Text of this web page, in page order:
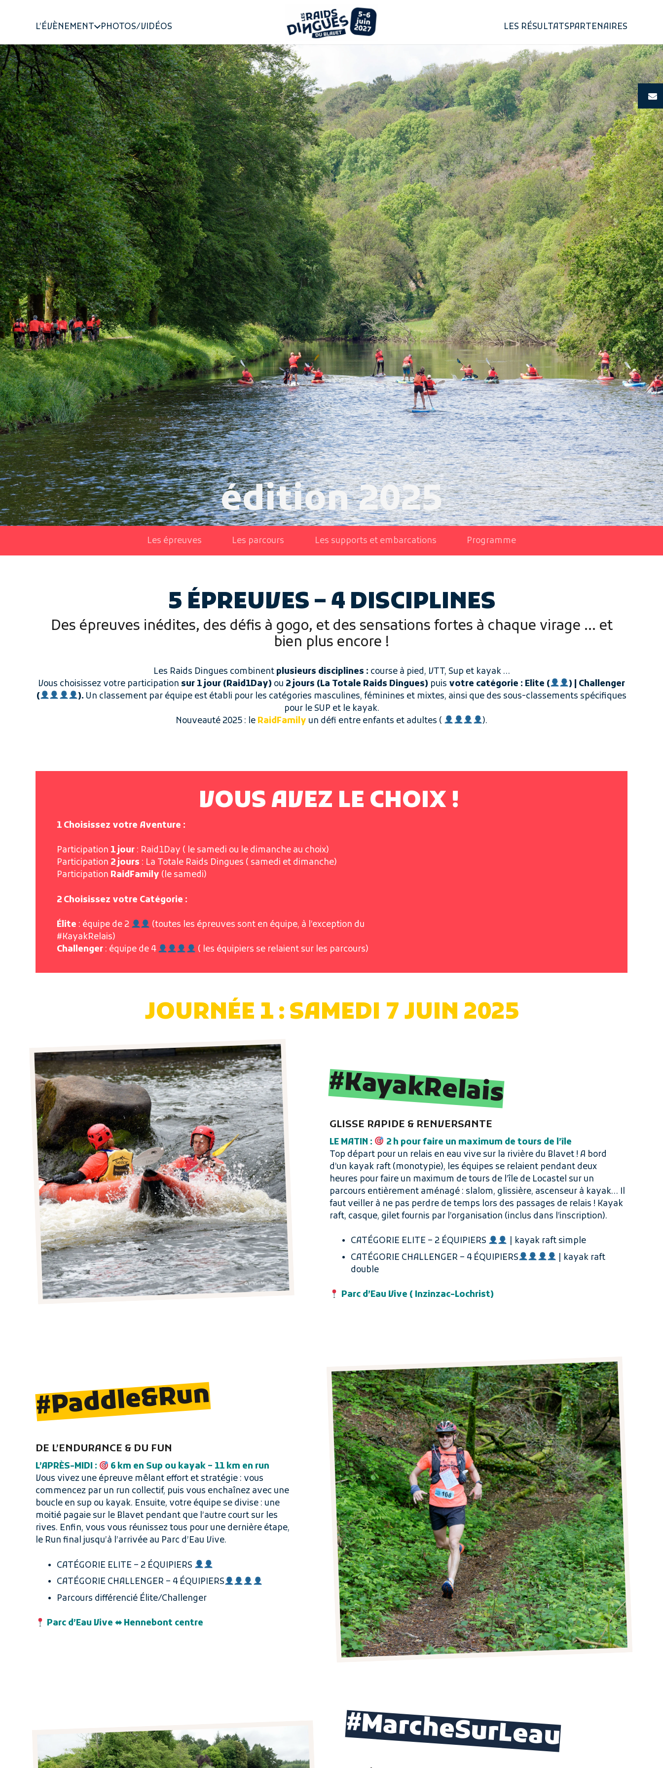
L’ÉVÈNEMENT PHOTOS/VIDÉOS LES RÉSULTATSPARTENAIRES
édition 2025
Les épreuves Les parcours Les supports et embarcations Programme
5 ÉPREUVES – 4 DISCIPLINES
Des épreuves inédites, des défis à gogo, et des sensations fortes à chaque virage … et
bien plus encore !
Les Raids Dingues combinentplusieurs disciplines : course à pied, VTT, Sup et kayak …
Vous choisissez votre participation sur 1 jour (Raid1Day) ou 2 jours (La Totale Raids Dingues) puis votre catégorie : Elite ( ) |
Challenger
(
). Un classement par équipe est établi pour les catégories masculines, féminines et mixtes, ainsi que des sous-classements spécifiques
pour le SUP et le kayak.
Nouveauté 2025 : le RaidFamily un défi entre enfants et adultes ( ).
VOUS AVEZ LE CHOIX !
1 Choisissez votre Aventure :
Participation 1 jour: Raid1Day ( le samedi ou le dimanche au choix)
Participation 2 jours : La Totale Raids Dingues ( samedi et dimanche)
Participation RaidFamily (le samedi)
2 Choisissez votre Catégorie :
Élite : équipe de 2
(toutes les épreuves sont en équipe, à l’exception du
#KayakRelais)
Challenger: équipe de 4 ( les équipiers se relaient sur les parcours)
JOURNÉE 1 : SAMEDI 7 JUIN 2025
#KayakRelais
GLISSE RAPIDE & RENVERSANTE
LE MATIN : 2 h pour faire un maximum de tours de l’île
Top départ pour un relais en eau vive sur la rivière du Blavet ! A bord
d’un kayak raft (monotypie), les équipes se relaient pendant deux
heures pour faire un maximum de tours de l’île de Locastel sur un
parcours entièrement aménagé : slalom, glissière, ascenseur à kayak… Il
faut veiller à ne pas perdre de temps lors des passages de relais ! Kayak
raft, casque, gilet fournis par l’organisation (inclus dans l’inscription).
CATÉGORIE ELITE – 2 ÉQUIPIERS
| kayak raft simple
CATÉGORIE CHALLENGER – 4 ÉQUIPIERS
| kayak raft
double
Parc d’Eau Vive ( Inzinzac-Lochrist)
#Paddle&Run
DE L’ENDURANCE & DU FUN
L’APRÈS-MIDI :
6 km en Sup ou kayak – 11 km en run
Vous vivez une épreuve mêlant effort et stratégie : vous
commencez par un run collectif, puis vous enchaînez avec une
boucle en sup ou kayak. Ensuite, votre équipe se divise : une
moitié pagaie sur le Blavet pendant que l’autre court sur les
rives. Enfin, vous vous réunissez tous pour une dernière étape,
le Run final jusqu’à l’arrivée au Parc d’Eau Vive.
CATÉGORIE ELITE – 2 ÉQUIPIERS
CATÉGORIE CHALLENGER – 4 ÉQUIPIERS
Parcours différencié Élite/Challenger
Parc d’Eau Vive ⬌ Hennebont centre
#MarcheSurLeau